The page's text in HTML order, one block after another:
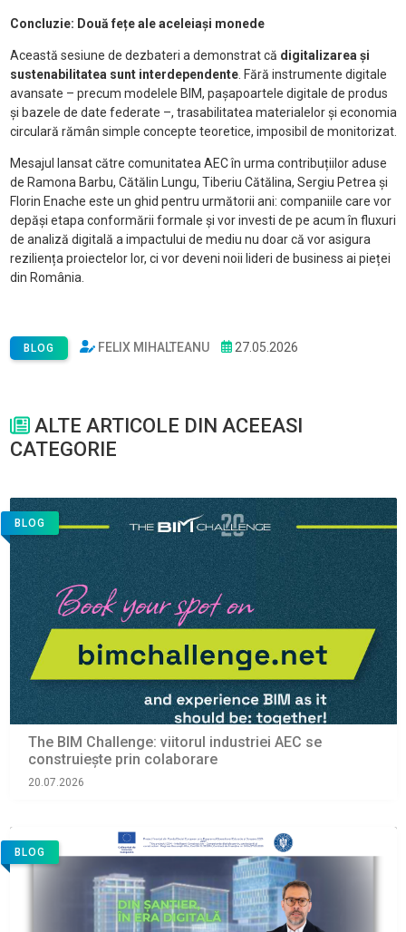
Concluzie: Două fețe ale aceleiași monede
Această sesiune de dezbateri a demonstrat că digitalizarea și
sustenabilitatea sunt interdependente. Fără instrumente digitale
avansate – precum modelele BIM, pașapoartele digitale de produs
și bazele de date federate –, trasabilitatea materialelor și economia
circulară rămân simple concepte teoretice, imposibil de monitorizat.
Mesajul lansat către comunitatea AEC în urma contribuțiilor aduse
de Ramona Barbu, Cătălin Lungu, Tiberiu Cătălina, Sergiu Petrea și
Florin Enache este un ghid pentru următorii ani: companiile care vor
depăși etapa conformării formale și vor investi de pe acum în fluxuri
de analiză digitală a impactului de mediu nu doar că vor asigura
reziliența proiectelor lor, ci vor deveni noii lideri de business ai pieței
din România.
BLOG FELIX MIHALTEANU 27.05.2026
ALTE ARTICOLE DIN ACEEASI
CATEGORIE
BLOG
The BIM Challenge: viitorul industriei AEC se
construiește prin colaborare
20.07.2026
BLOG